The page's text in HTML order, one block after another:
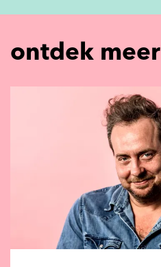
ontdek meer